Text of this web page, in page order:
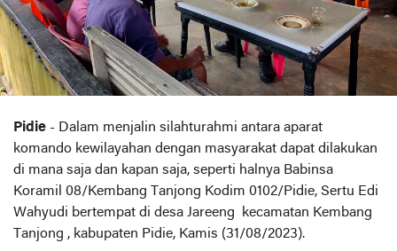
Pidie - Dalam menjalin silahturahmi antara aparat
komando kewilayahan dengan masyarakat dapat dilakukan
di mana saja dan kapan saja, seperti halnya Babinsa
Koramil 08/Kembang Tanjong Kodim 0102/Pidie, Sertu Edi
Wahyudi bertempat di desa Jareeng kecamatan Kembang
Tanjong , kabupaten Pidie, Kamis (31/08/2023).